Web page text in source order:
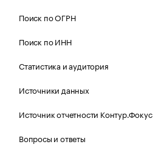
Поиск по ОГРН
Поиск по ИНН
Статистика и аудитория
Источники данных
Источник отчетности Контур.Фокус
Вопросы и ответы